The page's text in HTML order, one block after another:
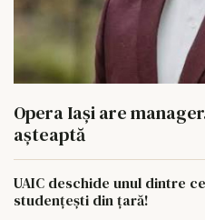
Opera Iași are
așteaptă
UAIC deschide unul dintre
studențești din țară!